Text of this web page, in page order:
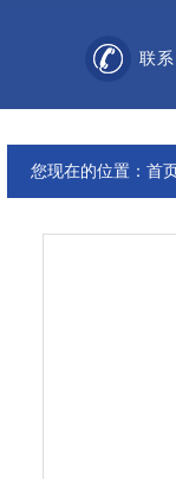
联
您现在的位置： 首